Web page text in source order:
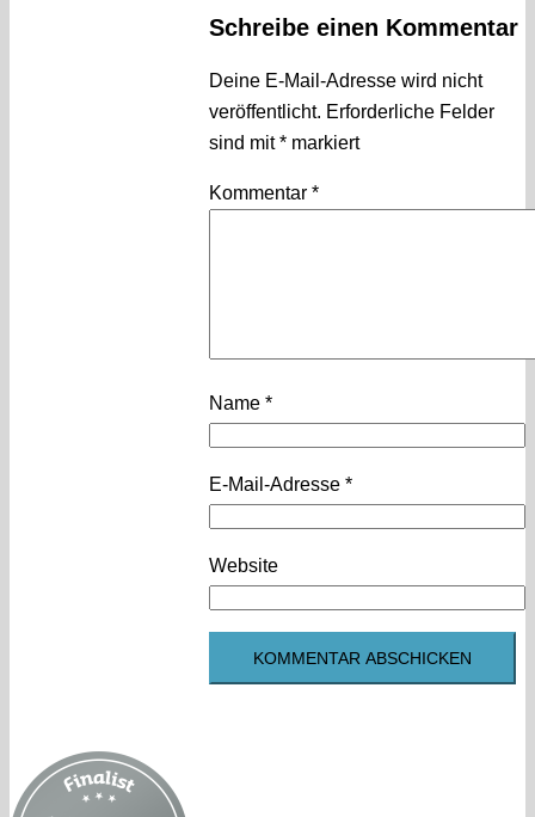
Schreibe einen Kommentar
Deine E-Mail-Adresse wird nicht
veröffentlicht. Erforderliche Felder
sind mit* markiert
Kommentar *
Name *
E-Mail-Adresse *
Website